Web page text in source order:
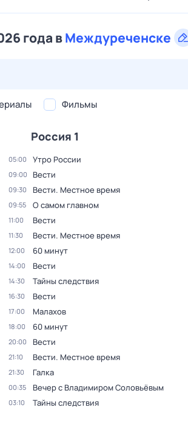
года вМеждуреченске
Фильмы
Россия 1
05:00 Утро России
09:00 Вести
09:30 Вести. Местное время
09:55 О самом главном
11:00 Вести
11:30 Вести. Местное время
12:00 60 минут
14:00 Вести
14:30 Тайны следствия
16:30 Вести
17:00 Малахов
18:00 60 минут
20:00 Вести
21:10 Вести. Местное время
21:30 Галка
00:35 Вечер с Владимиром Соловьёвым
03:10 Тайны следствия